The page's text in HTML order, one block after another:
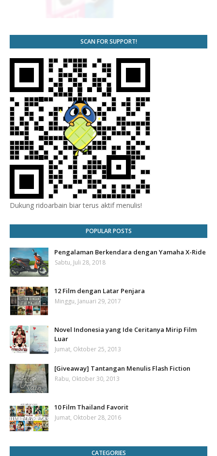
SCAN FOR SUPPORT!
Dukung ridoarbain biar terus aktif menulis!
POPULAR POSTS
Pengalaman Berkendara dengan Yamaha X-Ride
Sabtu, Juli 28, 2018
12 Film dengan Latar Penjara
Minggu, Januari 29, 2017
Novel Indonesia yang Ide Ceritanya Mirip Film
Luar
Jumat, Oktober 25, 2013
[Giveaway] Tantangan Menulis Flash Fiction
Rabu, Oktober 30, 2013
10 Film Thailand Favorit
Jumat, Oktober 28, 2016
CATEGORIES